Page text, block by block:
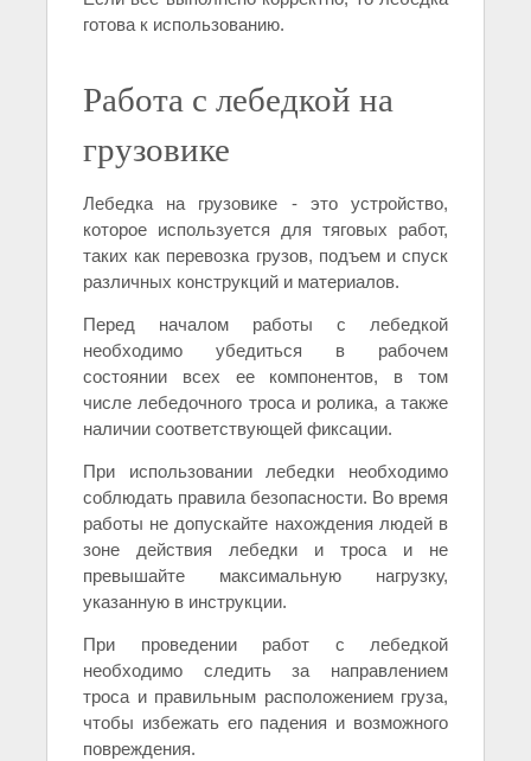
готова к использованию.
Работа с лебедкой на
грузовике
Лебедка на грузовике - это устройство,
которое используется для тяговых работ,
таких как перевозка грузов, подъем и спуск
различных конструкций и материалов.
Перед началом работы с лебедкой
необходимо убедиться в рабочем
состоянии всех ее компонентов, в том
числе лебедочного троса и ролика, а также
наличии соответствующей фиксации.
При использовании лебедки необходимо
соблюдать правила безопасности. Во время
работы не допускайте нахождения людей в
зоне действия лебедки и троса и не
превышайте максимальную нагрузку,
указанную в инструкции.
При проведении работ с лебедкой
необходимо следить за направлением
троса и правильным расположением груза,
чтобы избежать его падения и возможного
повреждения.